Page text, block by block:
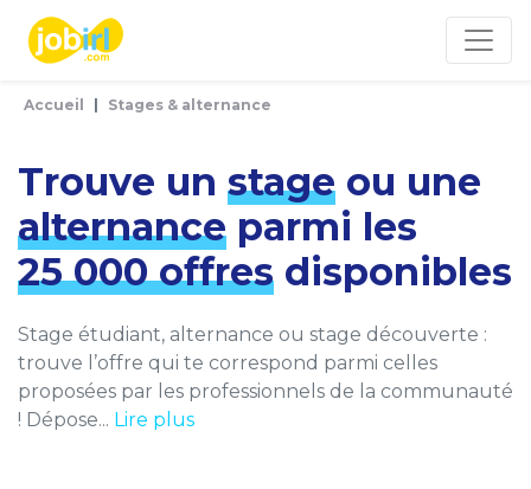
Accueil Stages & alternance
Trouve un stage ou une
alternance parmi les
25 000 offres disponibles
Stage étudiant, alternance ou stage découverte :
trouve l’offre qui te correspond parmi celles
proposées par les professionnels de la communauté
! Dépose... Lire plus
Panneau de gestion des cookies